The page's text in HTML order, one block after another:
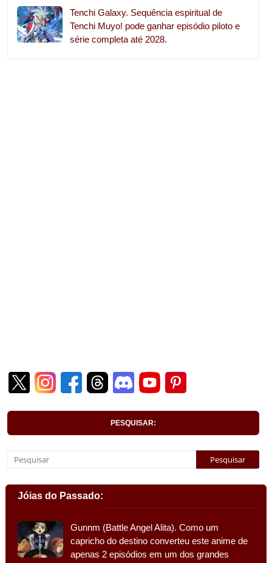
Tenchi Galaxy. Sequência espiritual de
Tenchi Muyo! pode ganhar episódio piloto e
série completa até 2028.
PESQUISAR:
Jóias do Passado:
Gunnm (Battle Angel Alita). Como um
capricho do destino converteu este anime de
apenas 2 episódios em um dos grandes